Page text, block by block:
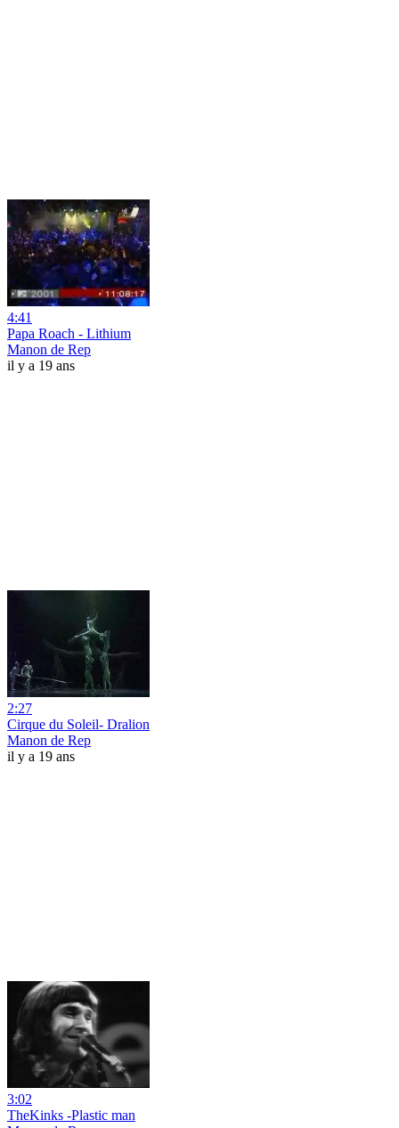
4:41
Papa Roach - Lithium
Manon de Rep
il y a 19 ans
2:27
Cirque du Soleil- Dralion
Manon de Rep
il y a 19 ans
3:02
TheKinks -Plastic man